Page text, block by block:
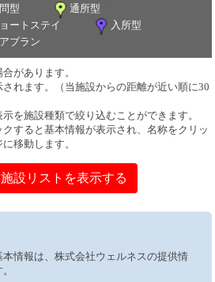
型
通所型
ートステイ
入所型
プラン
があります。
れます。（当施設からの距離が近い順に30
を施設種類で絞り込むことができます。
すると基本情報が表示され、名称をクリッ
移動します。
設リストを表示する
情報は、株式会社ウェルネスの提供情